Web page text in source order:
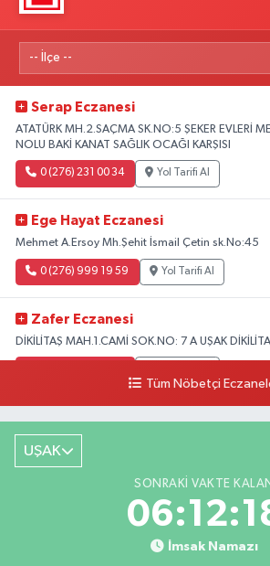
Serap Eczanesi
ATATÜRK MH.2.SAÇMA SK.NO:5 ŞEKER EVLERİ
NOLU BAKİ KANAT SAĞLIK OCAĞI KARŞISI
0 (276) 231 00 34 Yol Tarifi Al
Ege Hayat Eczanesi
Mehmet A.Ersoy Mh.Şehit İsmail Çetin sk.No:45
0 (276) 999 19 59 Yol Tarifi Al
Zafer Eczanesi
DİKİLİTAŞ MAH.1.CAMİ SOK.NO: 7 A UŞAK
Tüm Nöbetçi
UŞAK
SONRAKI VAKTE
İmsak Namazı